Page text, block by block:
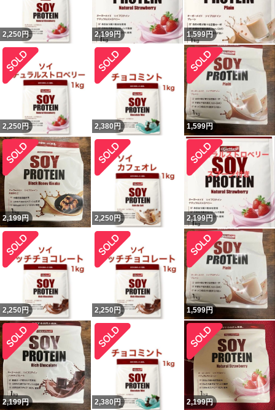
2,250 円 2,199円 1,599円
2,250 円 2,380 円 1,599円
2,199円 2,250 円 2,199円
2,250 円 2,250 円 1,599円
2,199円 2,380 円 2,199円